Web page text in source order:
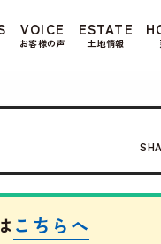
VOICE
お客様の声
ESTATE
土地情報
こちらへ
客様のプライバ
シーポリシーをご